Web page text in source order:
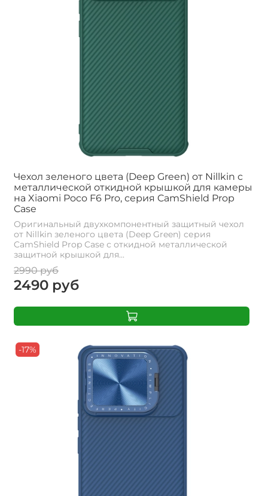
Чехол зеленого цвета (Deep Green) от Nillkin с
металлической откидной крышкой для камеры
на Xiaomi Poco F6 Pro, серия CamShield Prop
Case
Оригинальный двухкомпонентный защитный чехол
от Nillkin зеленого цвета (Deep Green) серия
CamShield Prop Case с откидной металлической
защитной крышкой для...
2990 руб
2490 руб
-17%